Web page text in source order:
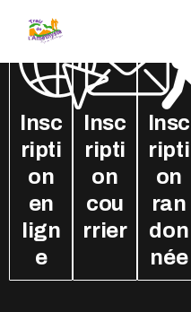
Insc
ripti
on
en
lign
e
Insc
ripti
on
cou
rrier
Insc
ripti
on
ran
don
née